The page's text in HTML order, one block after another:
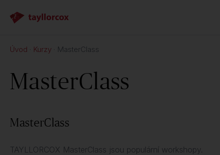
Úvod Kurzy MasterClass
MasterClass
MasterClass
TAYLLORCOX MasterClass jsou populární workshopy.